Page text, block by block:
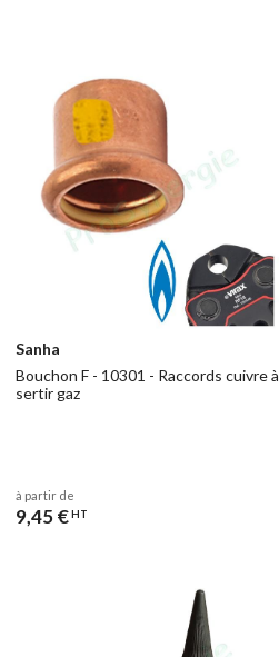
Sanha
Bouchon F - 10301 - Raccords cuivre à
sertir gaz
à partir de
9,45 €HT